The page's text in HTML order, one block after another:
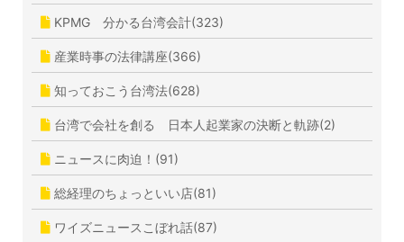
KPMG 分かる台湾会計(323)
産業時事の法律講座(366)
知っておこう台湾法(628)
台湾で会社を創る 日本人起業家の決断と軌跡(2)
ニュースに肉迫！(91)
総経理のちょっといい店(81)
ワイズニュースこぼれ話(87)